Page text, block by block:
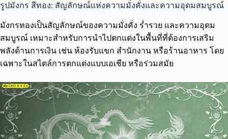
รูปมังกร สีทอง: สัญลักษณ์แห่งความมั่งคั่งและความอุดมสมบูรณ์
มังกรทองเป็นสัญลักษณ์ของความมั่งคั่ง ร่ำรวย และความอุดม
สมบูรณ์ เหมาะสำหรับการนำไปตกแต่งในพื้นที่ที่ต้องการเสริม
พลังด้านการเงิน เช่น ห้องรับแขก สำนักงาน หรือร้านอาหาร โดย
เฉพาะในสไตล์การตกแต่งแบบเอเชีย หรือร่วมสมัย